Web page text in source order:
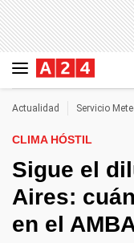
Actualidad Servicio
CLIMA HÓSTIL
Sigue el
Aires:
en el